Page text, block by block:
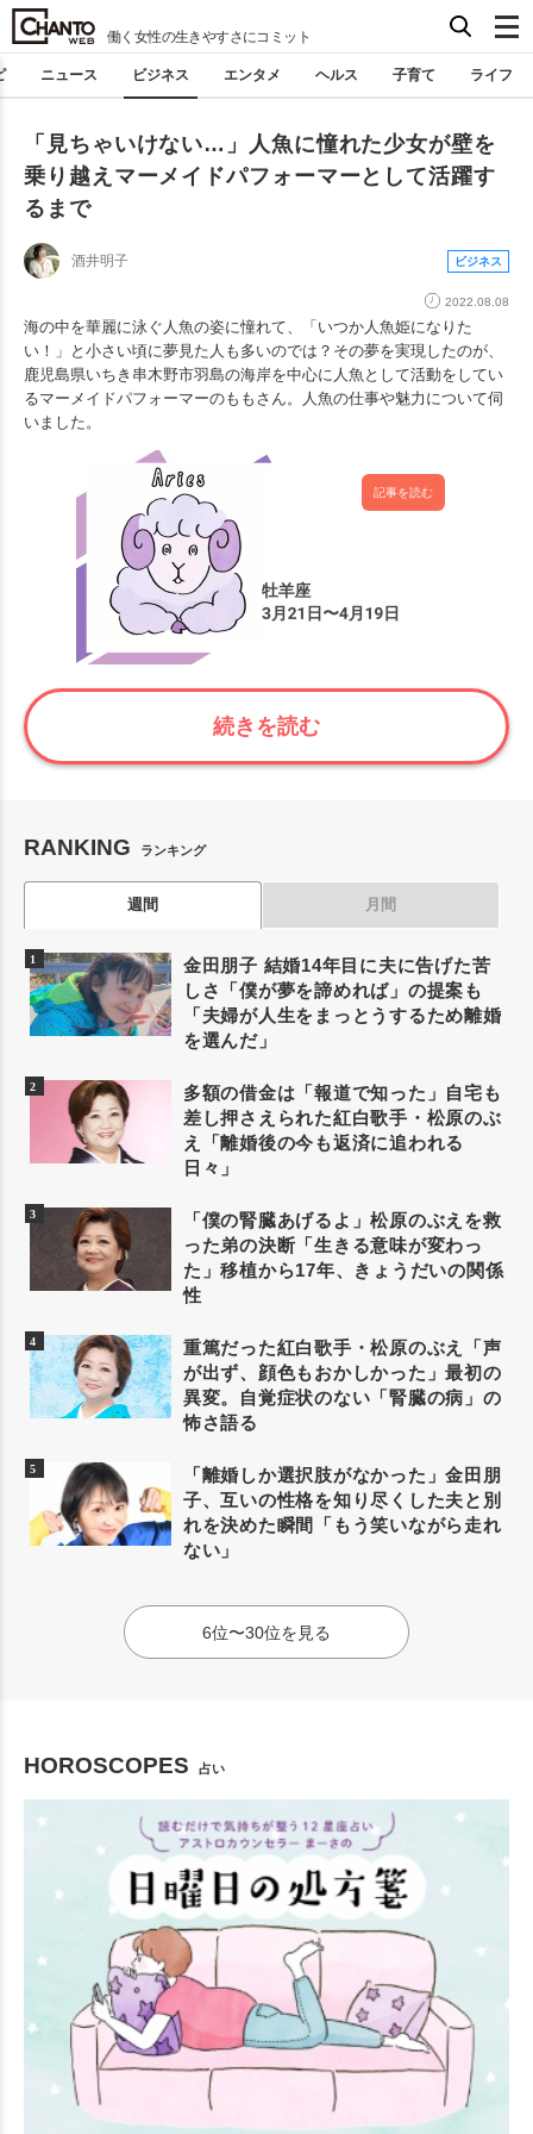
働く女性の生きやすさにコミット
ニュース ビジネス エンタメ ヘルス 子育て ライフ
「見ちゃいけない…」人魚に憧れた少女が壁を
乗り越えマーメイドパフォーマーとして活躍す
るまで
酒井明子 ビジネス
2022.08.08
海の中を華麗に泳ぐ人魚の姿に憧れて、「いつか人魚姫になりた
い！」と小さい頃に夢見た人も多いのでは？その夢を実現したのが、
鹿児島県いちき串木野市羽島の海岸を中心に人魚として活動をしてい
るマーメイドパフォーマーのももさん。人魚の仕事や魅力について伺
いました。
記事を読む
続きを読む
RANKING ランキング
週間 月間
金田朋子 結婚14年目に夫に告げた苦
しさ「僕が夢を諦めれば」の提案も
「夫婦が人生をまっとうするため離婚
を選んだ」
多額の借金は「報道で知った」自宅も
差し押さえられた紅白歌手・松原のぶ
え「離婚後の今も返済に追われる
日々」
「僕の腎臓あげるよ」松原のぶえを救
った弟の決断「生きる意味が変わっ
た」移植から17年、きょうだいの関係
性
重篤だった紅白歌手・松原のぶえ「声
が出ず、顔色もおかしかった」最初の
異変。自覚症状のない「腎臓の病」の
怖さ語る
「離婚しか選択肢がなかった」金田朋
子、互いの性格を知り尽くした夫と別
れを決めた瞬間「もう笑いながら走れ
ない」
6位〜30位を見る
HOROSCOPES 占い